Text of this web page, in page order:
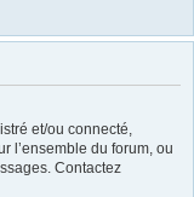
et/ou connecté,
l’ensemble du forum, ou
Contactez